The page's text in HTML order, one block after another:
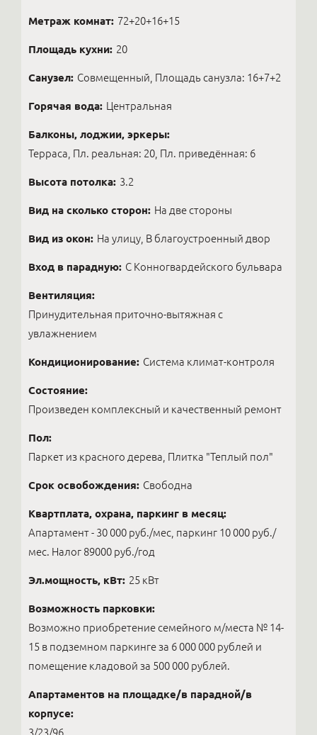
Метраж комнат: 72+20+16+15
Площадь кухни: 20
Санузел: Совмещенный, Площадь санузла: 16+7+2
Горячая вода: Центральная
Балконы, лоджии, эркеры:
Терраса, Пл. реальная: 20, Пл. приведённая: 6
Высота потолка: 3.2
Вид на сколько сторон: На две стороны
Вид из окон: На улицу, В благоустроенный двор
Вход в парадную: С Конногвардейского бульвара
Вентиляция:
Принудительная приточно-вытяжная с
увлажнением
Кондиционирование: Система климат-контроля
Состояние:
Произведен комплексный и качественный ремонт
Пол:
Паркет из красного дерева, Плитка "Теплый пол"
Срок освобождения: Свободна
Квартплата, охрана, паркинг в месяц:
Апартамент - 30 000 руб./мес, паркинг 10 000 руб./
мес. Налог 89000 руб./год
Эл.мощность, кВт: 25 кВт
Возможность парковки:
Возможно приобретение семейного м/места № 14-
15 в подземном паркинге за 6 000 000 рублей и
помещение кладовой за 500 000 рублей.
Апартаментов на площадке/в парадной/в
корпусе:
3/23/96